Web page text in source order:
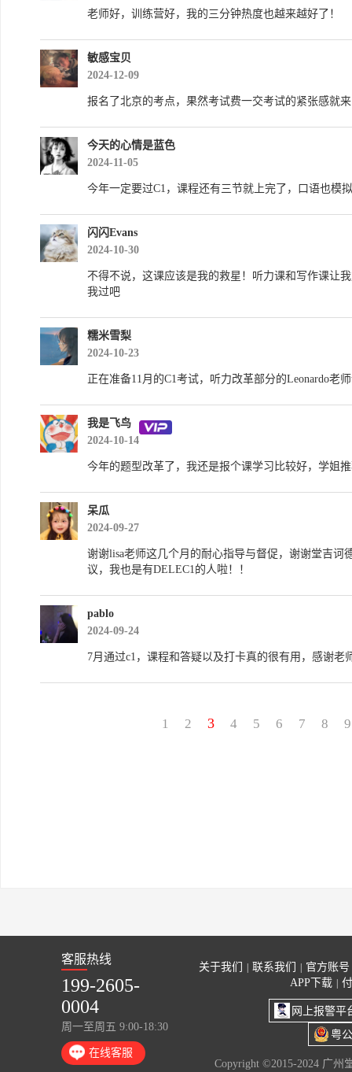
老师好，训练营好，我的三分钟热度也越来越好了！
敏感宝贝
2024-12-09
报名了北京的考点，果然考试费一交考试的紧张感就
今天的心情是蓝色
2024-11-05
今年一定要过C1，课程还有三节就上完了，口语也模
闪闪Evans
2024-10-30
不得不说，这课应该是我的救星！听力课和写作课让
我过吧
糯米雪梨
2024-10-23
正在准备11月的C1考试，听力改革部分的Leonardo
我是飞鸟
2024-10-14
今年的题型改革了，我还是报个课学习比较好，学姐
呆瓜
2024-09-27
谢谢lisa老师这几个月的耐心指导与督促，谢谢堂吉诃
议，我也是有DELEC1的人啦！！
pablo
2024-09-24
7月通过c1，课程和答疑以及打卡真的很有用，感谢老
1 2 3 4 5 6 7 8 9
客服热线
199-2605-
0004
周一至周五 9:00-18:30
在线客服
关于我们 联系我们
官方账号
APP下载
网上报警平
粤
Copyright ©2015-2024 广州